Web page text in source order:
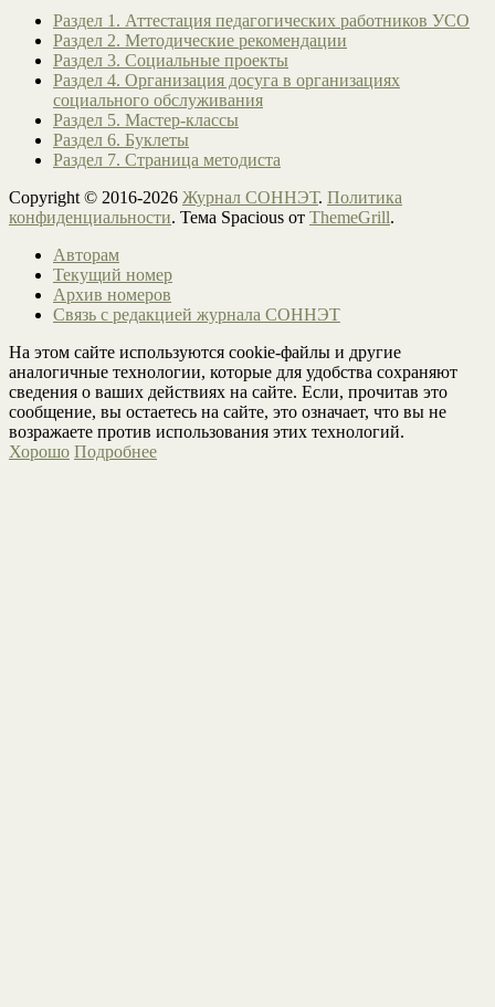
Раздел 1. Аттестация педагогических работников УСО
Раздел 2. Методические рекомендации
Раздел 3. Социальные проекты
Раздел 4. Организация досуга в организациях
социального обслуживания
Раздел 5. Мастер-классы
Раздел 6. Буклеты
Раздел 7. Страница методиста
Copyright © 2016-2026 Журнал СОННЭТ. Политика
конфиденциальности. Тема Spacious от ThemeGrill.
Авторам
Текущий номер
Архив номеров
Связь с редакцией журнала СОННЭТ
На этом сайте используются cookie-файлы и другие
аналогичные технологии, которые для удобства сохраняют
сведения о ваших действиях на сайте. Если, прочитав это
сообщение, вы остаетесь на сайте, это означает, что вы не
возражаете против использования этих технологий.
Хорошо Подробнее